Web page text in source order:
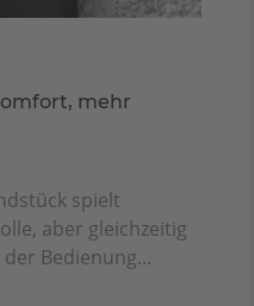
mehr
spielt
aber gleichzeitig
Bedienung...